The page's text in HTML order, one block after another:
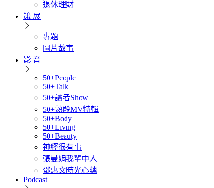
退休理財
策 展
專題
圖片故事
影 音
50+People
50+Talk
50+讀者Show
50+熟齡MV特輯
50+Body
50+Living
50+Beauty
神經很有事
張曼娟我輩中人
鄧惠文時光心蘊
Podcast